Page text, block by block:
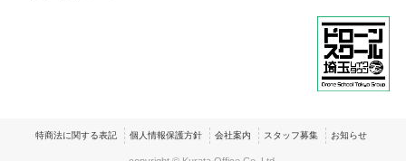
特商法に関する表記 個人情報保護方針 会社案内 スタッフ募集 お知らせ